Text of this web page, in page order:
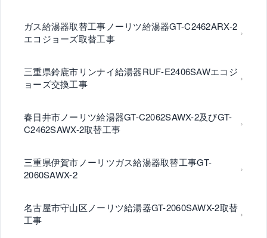
ガス給湯器取替工事ノーリツ給湯器GT-C2462ARX-2
エコジョーズ取替工事
三重県鈴鹿市リンナイ給湯器RUF-E2406SAWエコジ
ョーズ交換工事
春日井市ノーリツ給湯器GT-C2062SAWX-2及びGT-
C2462SAWX-2取替工事
三重県伊賀市ノーリツガス給湯器取替工事GT-
2060SAWX-2
名古屋市守山区ノーリツ給湯器GT-2060SAWX-2取替
工事